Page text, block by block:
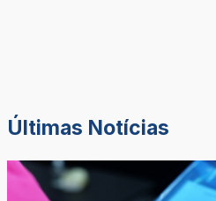
Últimas Notícias